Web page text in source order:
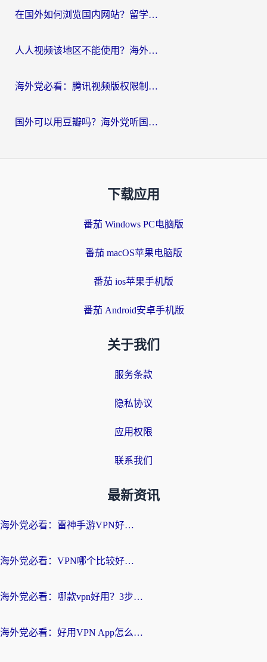
在国外如何浏览国内网站？留学生&海外华人的无缝访问指南
人人视频该地区不能使用？海外党追剧看片的终极解决方案来了
海外党必看：腾讯视频版权限制怎么破？3步让你轻松追剧
国外可以用豆瓣吗？海外党听国内音乐听书的实用指南
下载应用
番茄 Windows PC电脑版
番茄 macOS苹果电脑版
番茄 ios苹果手机版
番茄 Android安卓手机版
关于我们
服务条款
隐私协议
应用权限
联系我们
最新资讯
海外党必看：雷神手游VPN好用吗？和天速回国VPN对比哪个回国效果更好？附实用加速器选择指南
海外党必看：VPN哪个比较好用？3分钟找到适合你的回国加速方案
海外党必看：哪款vpn好用？3步选对回国加速器，无缝刷剧玩游戏
海外党必看：好用VPN App怎么选？3步教你无缝访问国内资源